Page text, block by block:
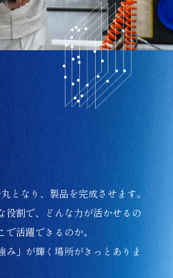
となり、製品を完成させます。
役割で、どんな力が活かせるの
活躍できるのか。
み」が輝く場所がきっとありま